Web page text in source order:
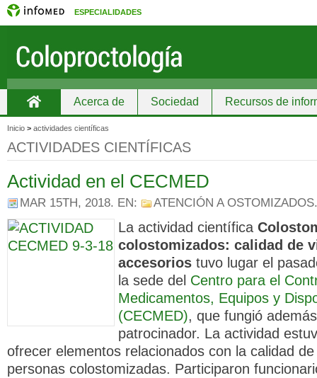
ESPECIALIDADES
Acerca de Sociedad Recursos de
Inicio > actividades científicas
ACTIVIDADES CIENTÍFICAS
Actividad en el CECMED
MAR 15TH, 2018. EN: ATENCIÓN A OSTOMIZADOS
La actividad científica
colostomizados: calidad de
accesorios tuvo lugar el
la sede del Centro para el
Medicamentos, Equipos y
(CECMED), que fungió
patrocinador. La actividad
ofrecer elementos relacionados con la calidad
personas colostomizadas. Participaron